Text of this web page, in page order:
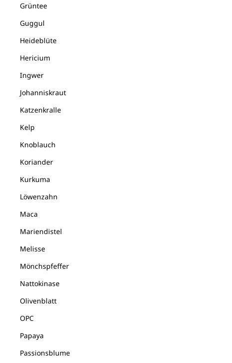
Grüntee
Guggul
Heideblüte
Hericium
Ingwer
Johanniskraut
Katzenkralle
Kelp
Knoblauch
Koriander
Kurkuma
Löwenzahn
Maca
Mariendistel
Melisse
Mönchspfeffer
Nattokinase
Olivenblatt
OPC
Papaya
Passionsblume